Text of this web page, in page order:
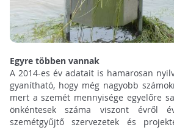
Egyre többen vannak
A 2014-es év adatait is hamarosan
gyanítható, hogy még nagyobb
mert a szemét mennyisége egyelőre
önkéntesek száma viszont évről
szemétgyűjtő szervezetek és